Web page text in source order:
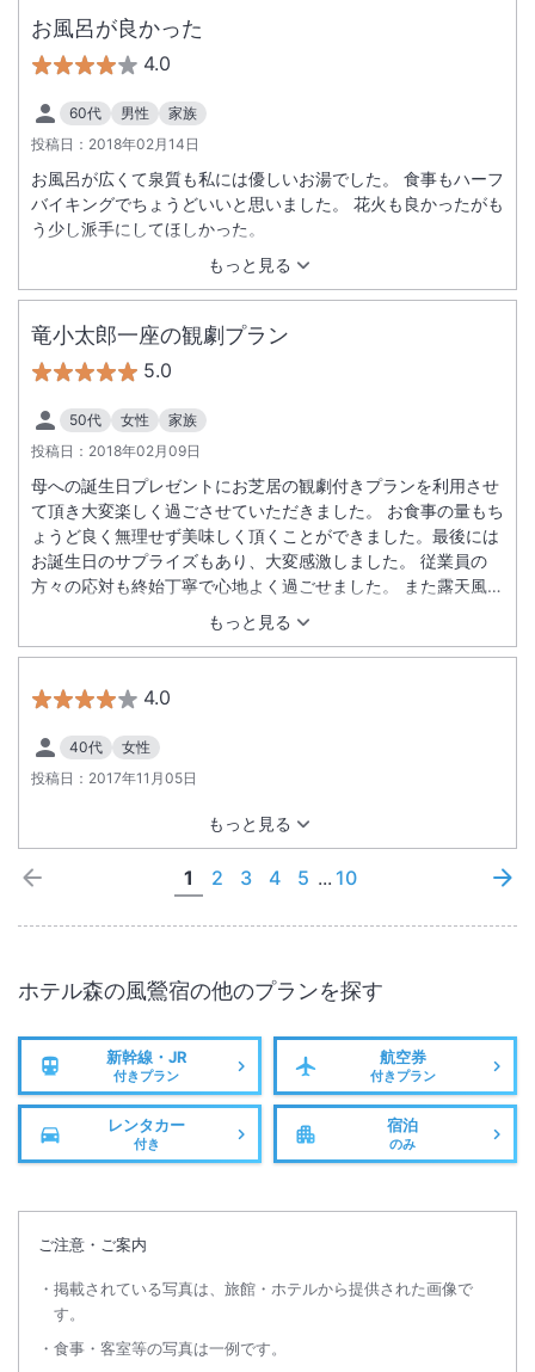
お風呂が良かった
4.0
60代 男性
家族
投稿日： 2018年02月14日
もっと見る
お風呂が広くて泉質も私には優しいお湯でした。 食事もハーフ
バイキングでちょうどいいと思いました。 花火も良かったがも
う少し派手にしてほしかった。
竜小太郎一座の観劇プラン
5.0
50代 女性
家族
投稿日： 2018年02月09日
もっと見る
母への誕生日プレゼントにお芝居の観劇付きプランを利用させ
て頂き大変楽しく過ごさせていただきました。 お食事の量もち
ょうど良く無理せず美味しく頂くことができました。最後には
お誕生日のサプライズもあり、大変感激しました。 従業員の
方々の応対も終始丁寧で心地よく過ごせました。 また露天風呂
からは大きなお月さまを見ることができそれも良い思い出にな
りました。 是非また利用させて頂きたいと思います。
4.0
40代
女性
投稿日： 2017年11月05日
もっと見る
1 2 3 4 5 ... 10
ホテル森の風鶯宿の他のプランを探す
新幹線・JR
付きプラン
航空券
付きプラン
レンタカー
付き
宿泊
のみ
ご注意・ご案内
掲載されている写真は、旅館・ホテルから提供された画像で
す。
食事・客室等の写真は一例です。